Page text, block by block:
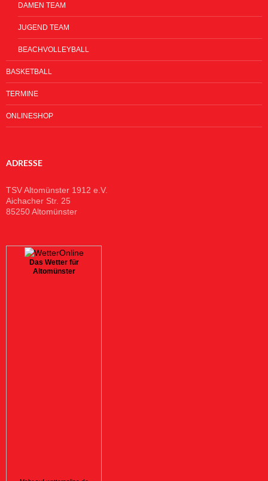
DAMEN TEAM
JUGEND TEAM
BEACHVOLLEYBALL
BASKETBALL
TERMINE
ONLINESHOP
ADRESSE
TSV Altomünster 1912 e.V.
Aichacher Str. 25
85250 Altomünster
Das Wetter für
Altomünster